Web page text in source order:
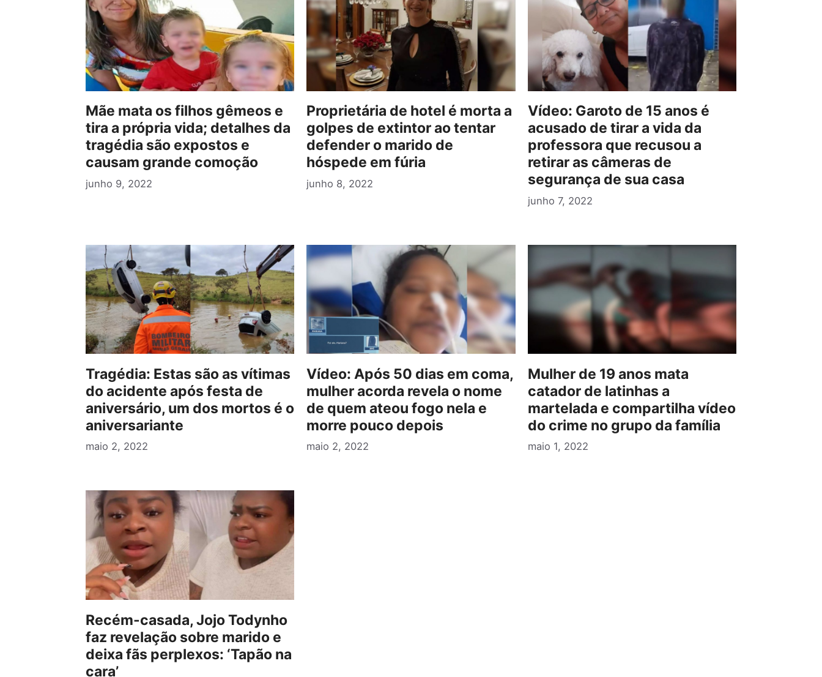
Mãe mata os filhos gêmeos e
tira a própria vida; detalhes da
tragédia são expostos e
causam grande comoção
junho 9, 2022
Proprietária de hotel é morta a
golpes de extintor ao tentar
defender o marido de
hóspede em fúria
junho 8, 2022
Vídeo: Garoto de 15 anos é
acusado de tirar a vida da
professora que recusou a
retirar as câmeras de
segurança de sua casa
junho 7, 2022
Tragédia: Estas são as vítimas
do acidente após festa de
aniversário, um dos mortos é o
aniversariante
maio 2, 2022
Vídeo: Após 50 dias em coma,
mulher acorda revela o nome
de quem ateou fogo nela e
morre pouco depois
maio 2, 2022
Mulher de 19 anos mata
catador de latinhas a
martelada e compartilha vídeo
do crime no grupo da família
maio 1, 2022
Recém-casada, Jojo Todynho
faz revelação sobre marido e
deixa fãs perplexos: ‘Tapão na
cara’